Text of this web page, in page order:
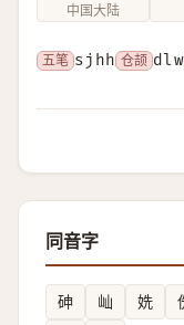
中国大陆
五笔 sjhh 仓颉
同音字
砷 屾 姺